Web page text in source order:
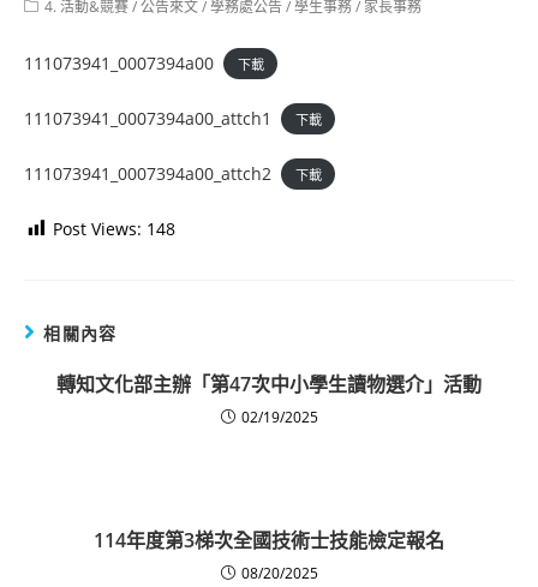
Post4. 活動&競賽/公告來文/學務處公告/學生事務/ 家長事務
111073941_0007394a00 下載
111073941_0007394a00_attch1 下載
111073941_0007394a00_attch2 下載
Post Views: 148
相關內容
轉知文化部主辦「第47次中小學生讀物選介」活動
02/19/2025
114年度第3梯次全國技術士技能檢定報名
08/20/2025